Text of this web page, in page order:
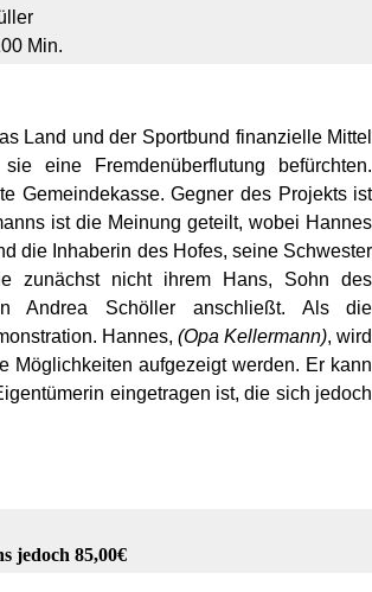
Min.
Land und der Sportbund finanzielle Mittel
eine Fremdenüberflutung befürchten.
Gemeindekasse. Gegner des Projekts ist
ist die Meinung geteilt, wobei Hannes
die Inhaberin des Hofes, seine Schwester
zunächst nicht ihrem Hans, Sohn des
Andrea Schöller anschließt. Als die
Hannes,(Opa Kellermann), wird
Möglichkeiten aufgezeigt werden. Er kann
eingetragen ist, die sich jedoch
jedoch 85,00€